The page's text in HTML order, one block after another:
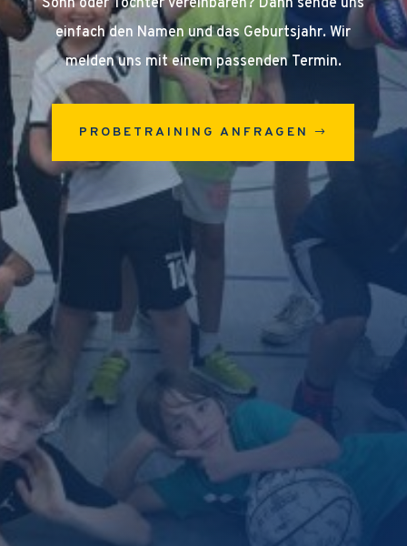
einfach den Namen und das Geburtsjahr. Wir
melden uns mit einem passenden Termin.
PROBETRAINING ANFRAGEN